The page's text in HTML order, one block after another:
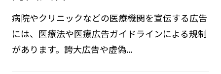
病院やクリニックなどの医療機関を宣伝する広告
には、医療法や医療広告ガイドラインによる規制
があります。誇大広告や虚偽...